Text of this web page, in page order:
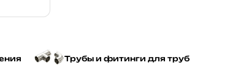
Трубы и фитинги для труб